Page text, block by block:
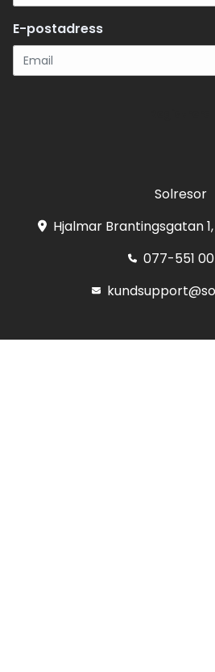
E-postadress
Solresor
Hjalmar Brantingsgatan
077-551